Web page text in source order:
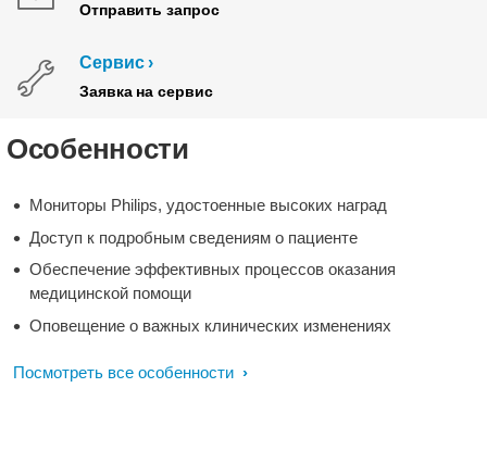
Отправить запрос
Сервис
Заявка на сервис
Особенности
Мониторы Philips, удостоенные высоких наград
Доступ к подробным сведениям о пациенте
Обеспечение эффективных процессов оказания
медицинской помощи
Оповещение о важных клинических изменениях
Посмотреть все особенности